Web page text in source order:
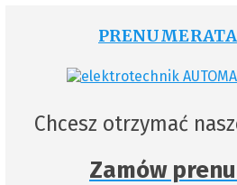
PRENUMERATA
Chcesz otrzymać
Zamów